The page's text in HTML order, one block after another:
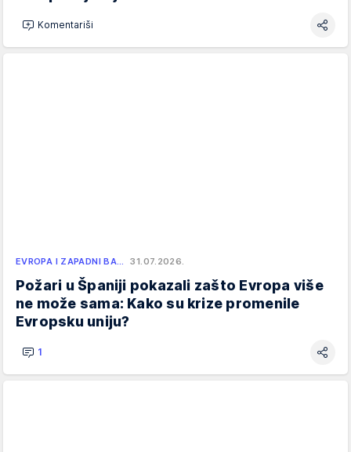
Komentariši
EVROPA I ZAPADNI BA… 31.07.2026.
Požari u Španiji pokazali zašto Evropa više
ne može sama: Kako su krize promenile
Evropsku uniju?
1